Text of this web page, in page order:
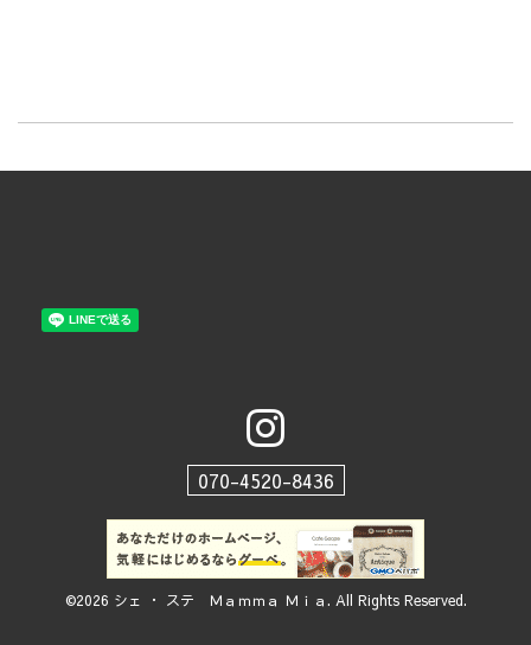
070-4520-8436
©2026 シェ ・ ステ Ｍａｍｍａ Ｍｉａ. All Rights Reserved.